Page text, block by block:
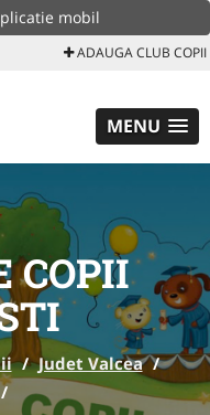
mobil
ADAUGA CLUB COPII
MENU
COPII
/ Judet Valcea /
/